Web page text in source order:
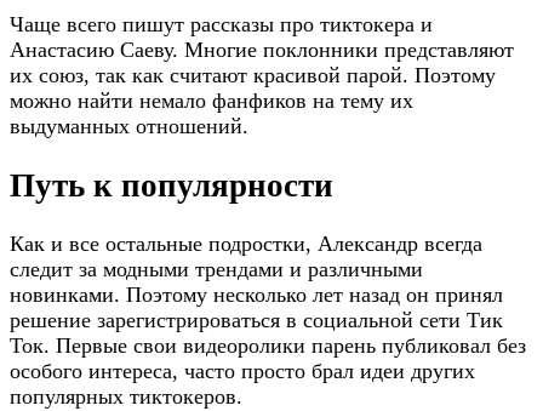
Чаще всего пишут рассказы про тиктокера и
Анастасию Саеву. Многие поклонники представляют
их союз, так как считают красивой парой. Поэтому
можно найти немало фанфиков на тему их
выдуманных отношений.
Путь к популярности
Как и все остальные подростки, Александр всегда
следит за модными трендами и различными
новинками. Поэтому несколько лет назад он принял
решение зарегистрироваться в социальной сети Тик
Ток. Первые свои видеоролики парень публиковал без
особого интереса, часто просто брал идеи других
популярных тиктокеров.